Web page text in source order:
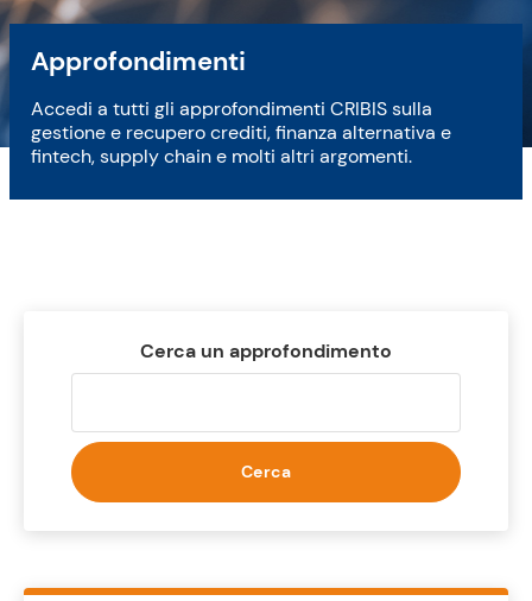
Approfondimenti
Accedi a tutti gli approfondimenti CRIBIS sulla
gestione e recupero crediti, finanza alternativa e
fintech, supply chain e molti altri argomenti.
Cerca un approfondimento
Cerca